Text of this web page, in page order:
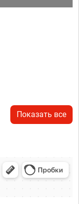
Показать все